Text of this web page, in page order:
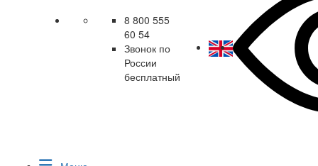
8 800 555
60 54
Звонок по
России
бесплатный